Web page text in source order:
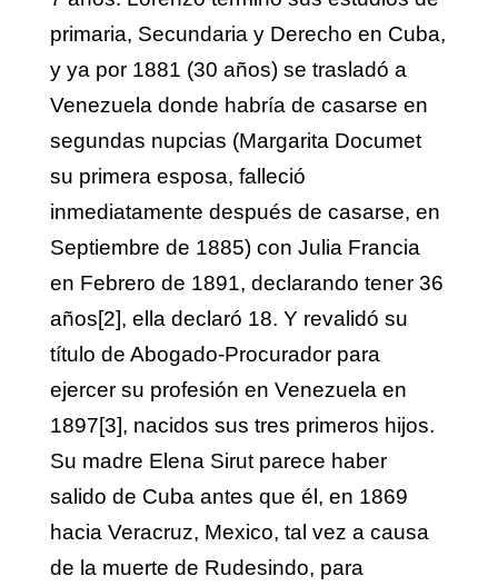
primaria, Secundaria y Derecho en Cuba,
y ya por 1881 (30 años) se trasladó a
Venezuela donde habría de casarse en
segundas nupcias (Margarita Documet
su primera esposa, falleció
inmediatamente después de casarse, en
Septiembre de 1885) con Julia Francia
en Febrero de 1891, declarando tener 36
años[2], ella declaró 18. Y revalidó su
título de Abogado-Procurador para
ejercer su profesión en Venezuela en
1897[3], nacidos sus tres primeros hijos.
Su madre Elena Sirut parece haber
salido de Cuba antes que él, en 1869
hacia Veracruz, Mexico, tal vez a causa
de la muerte de Rudesindo, para